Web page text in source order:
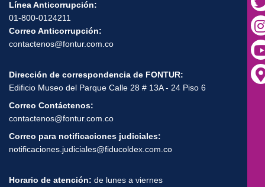
Línea Anticorrupción:
01-800-0124211
Correo Anticorrupción:
contactenos@fontur.com.co
Dirección de correspondencia de FONTUR:
Edificio Museo del Parque Calle 28 # 13A - 24 Piso 6
Correo Contáctenos:
contactenos@fontur.com.co
Correo para notificaciones judiciales:
notificaciones.judiciales@fiducoldex.com.co
Horario de atención: de lunes a viernes